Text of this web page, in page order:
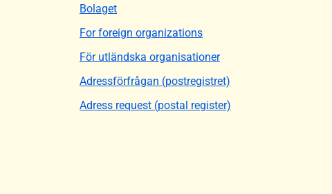
Bolaget
For foreign organizations
För utländska organisationer
Adressförfrågan (postregistret)
Adress request (postal register)